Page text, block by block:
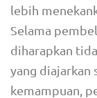
lebih
Selama
diharapkan
yang diajarkan
kemampuan,